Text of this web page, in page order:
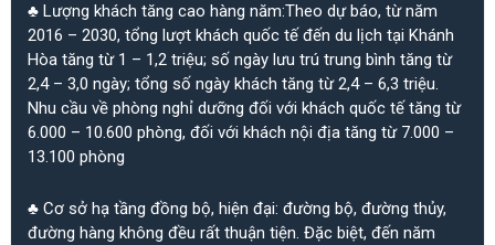
♣ Lượng khách tăng cao hàng năm:Theo dự báo, từ năm
2016 – 2030, tổng lượt khách quốc tế đến du lịch tại Khánh
Hòa tăng từ 1 – 1,2 triệu; số ngày lưu trú trung bình tăng từ
2,4 – 3,0 ngày; tổng số ngày khách tăng từ 2,4 – 6,3 triệu.
Nhu cầu về phòng nghỉ dưỡng đối với khách quốc tế tăng từ
6.000 – 10.600 phòng, đối với khách nội địa tăng từ 7.000 –
13.100 phòng
♣ Cơ sở hạ tầng đồng bộ, hiện đại: đường bộ, đường thủy,
đường hàng không đều rất thuận tiện. Đặc biệt, đến năm